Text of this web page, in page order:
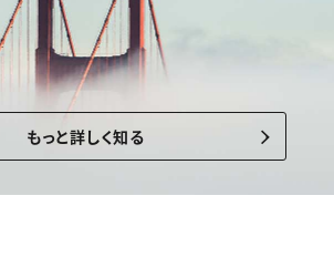
もっと詳しく知る